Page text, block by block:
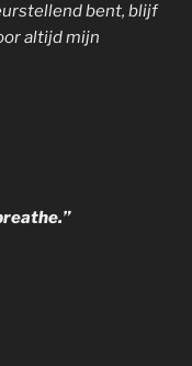
bent, blijf
altijd mijn